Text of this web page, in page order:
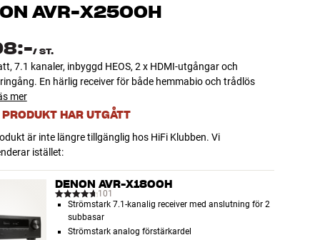
AVR-X2500H
/ ST.
7.1 kanaler, inbyggd HEOS, 2 x HDMI-utgångar och
En härlig receiver för både hemmabio och trådlös
mer
HAR UTGÅTT
är inte längre tillgänglig hos HiFi Klubben. Vi
istället:
DENON AVR-X1800H
101
Strömstark 7.1-kanalig receiver med anslutning för 2
subbasar
Strömstark analog förstärkardel